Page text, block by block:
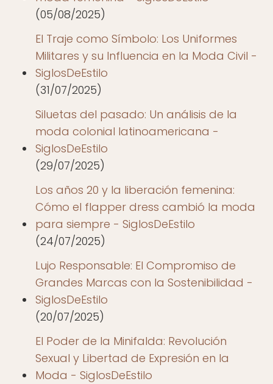
(05/08/2025)
El Traje como Símbolo: Los Uniformes
Militares y su Influencia en la Moda Civil -
SiglosDeEstilo
(31/07/2025)
Siluetas del pasado: Un análisis de la
moda colonial latinoamericana -
SiglosDeEstilo
(29/07/2025)
Los años 20 y la liberación femenina:
Cómo el flapper dress cambió la moda
para siempre - SiglosDeEstilo
(24/07/2025)
Lujo Responsable: El Compromiso de
Grandes Marcas con la Sostenibilidad -
SiglosDeEstilo
(20/07/2025)
El Poder de la Minifalda: Revolución
Sexual y Libertad de Expresión en la
Moda - SiglosDeEstilo